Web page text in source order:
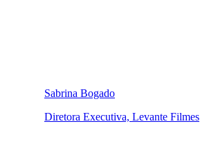
Sabrina Bogado
Diretora Executiva, Levante Filmes